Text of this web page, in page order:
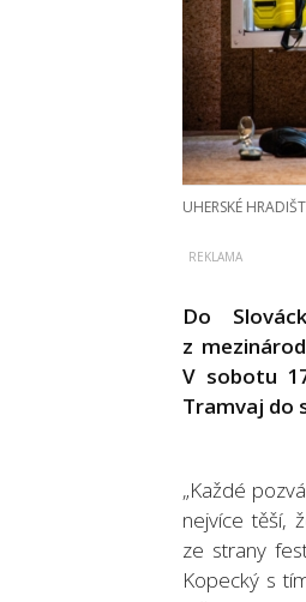
UHERSKÉ
Do
z
V sobotu
Tramvaj do
„Každé
nejvíce těší,
ze strany
Kopecký s